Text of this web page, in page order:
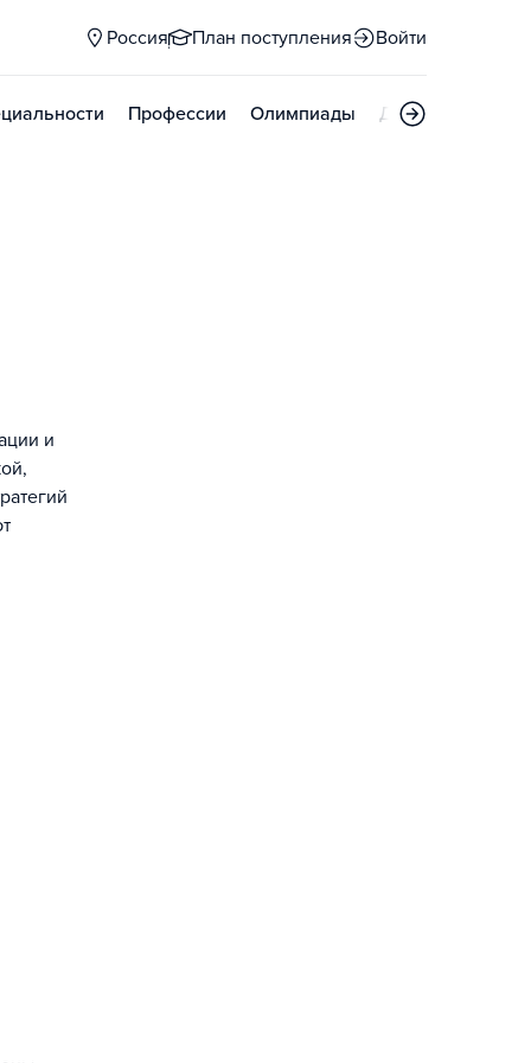
Россия План поступления Войти
Профессии Олимпиады Дни открытых
и